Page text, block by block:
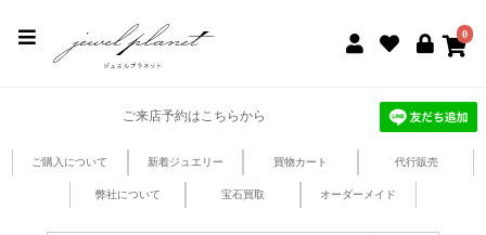
0
ご来店予約はこちらから
ご購入について 新着ジュエリー 買物カート 代行販売
弊社について 宝石買取 オーダーメイド